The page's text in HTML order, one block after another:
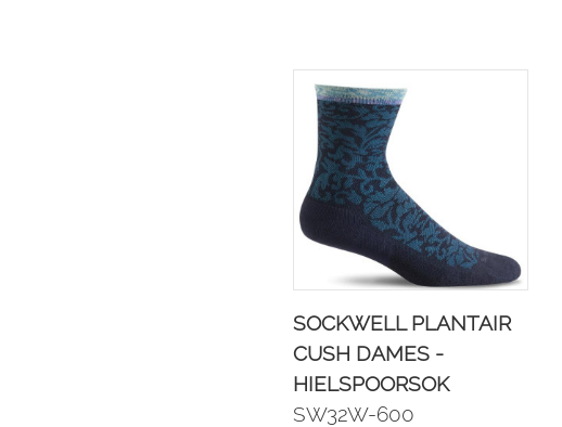
SOCKWELL PLANTAIR
CUSH DAMES -
HIELSPOORSOK
SW32W-600